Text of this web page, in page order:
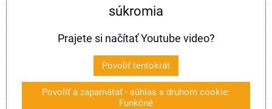
súkromia
Prajete si načítať Youtube video?
Povoliť tentokrát
Povoliť a zapamätať - súhlas s druhom cookie:
Funkčné